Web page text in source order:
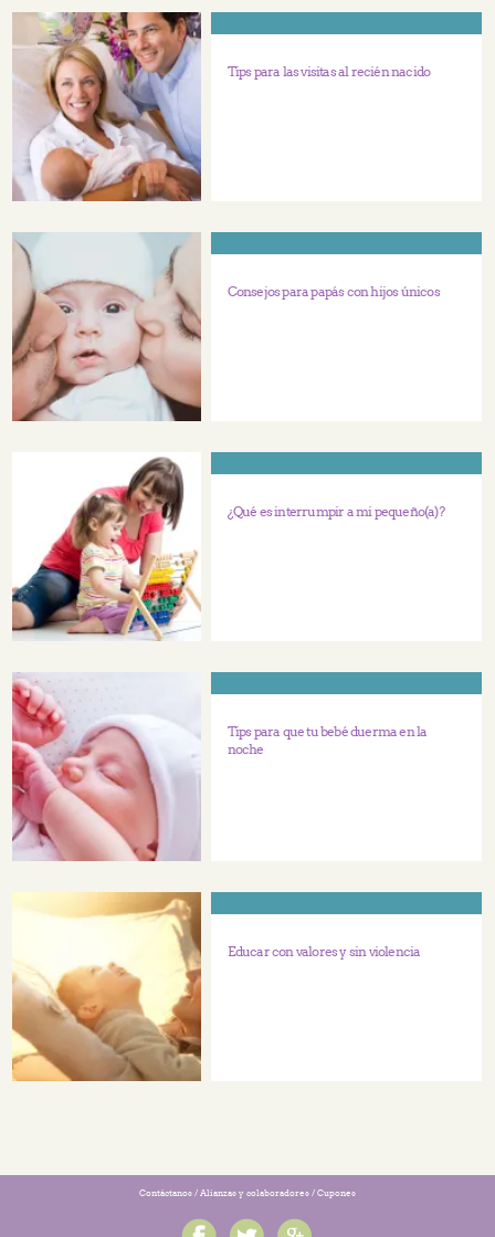
Tips para las visitas al recién nacido
Consejos para papás con hijos únicos
¿Qué es interrumpir a mi pequeño(a)?
Tips para que tu bebé duerma en la
noche
Educar con valores y sin violencia
Contáctanos / Alianzas y colaboradores / Cupones